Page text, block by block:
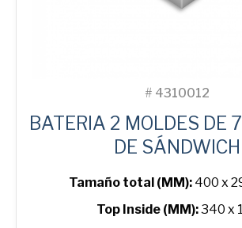
# 4310012
BATERIA 2 MOLDES DE
DE SÁNDWICH
Tamaño total (MM): 400 x
Top Inside (MM):340 x